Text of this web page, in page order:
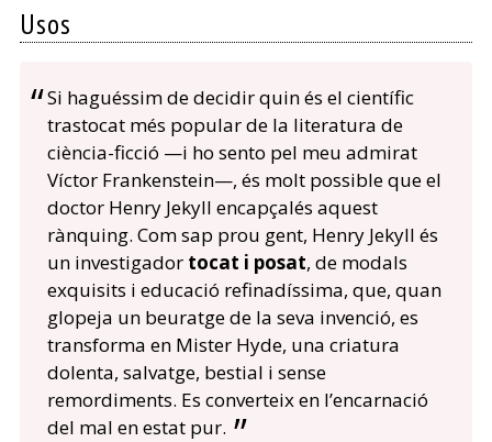
Usos
Si haguéssim de decidir quin és el científic
trastocat més popular de la literatura de
ciència-ficció —i ho sento pel meu admirat
Víctor Frankenstein—, és molt possible que el
doctor Henry Jekyll encapçalés aquest
rànquing. Com sap prou gent, Henry Jekyll és
un investigador tocat i posat, de modals
exquisits i educació refinadíssima, que, quan
glopeja un beuratge de la seva invenció, es
transforma en Mister Hyde, una criatura
dolenta, salvatge, bestial i sense
remordiments. Es converteix en l’encarnació
del mal en estat pur.